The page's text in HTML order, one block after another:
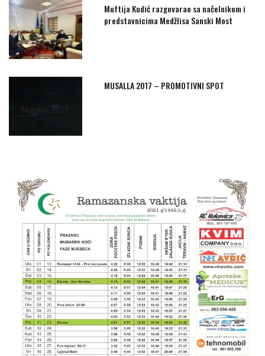
Muftija Kudić razgovarao sa načelnikom i
predstavnicima Medžlisa Sanski Most
MUSALLA 2017 – PROMOTIVNI SPOT